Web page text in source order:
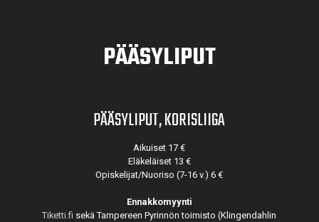
PÄÄSYLIPUT
PÄÄSYLIPUT, KORISLIIGA
Aikuiset 17 €
Eläkeläiset 13 €
Opiskelijat/Nuoriso (7-16 v.) 6 €
Ennakkomyynti
Tiketti.fi sekä Tampereen Pyrinnön toimisto (Klingendahlin